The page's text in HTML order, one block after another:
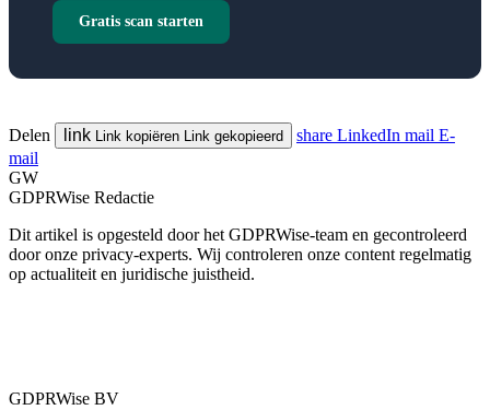
Gratis scan starten
Delen link Link kopiëren Link gekopieerd share LinkedIn mail E-
mail
GW
GDPRWise Redactie
Dit artikel is opgesteld door het GDPRWise-team en gecontroleerd
door onze privacy-experts. Wij controleren onze content regelmatig
op actualiteit en juridische juistheid.
GDPRWise BV